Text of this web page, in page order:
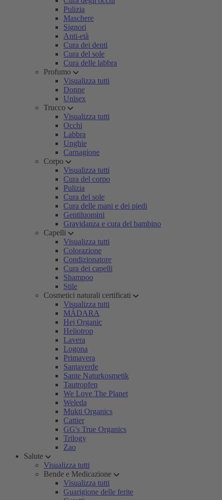
Pulizia
Maschere
Signori
Anti-età
Cura dei denti
Cura del sole
Cura delle labbra
Profumo
Visualizza tutti
Donne
Unisex
Trucco
Visualizza tutti
Occhi
Labbra
Unghie
Carnagione
Corpo
Visualizza tutti
Cura del corpo
Pulizia
Cura del sole
Cura delle mani e dei piedi
Gentiluomini
Gravidanza e cura del bambino
Capelli
Visualizza tutti
Colorazione
Condizionatore
Cura dei capelli
Shampoo
Stile
Cosmetici naturali certificati
Visualizza tutti
MÁDARA
Hej Organic
Heliotrop
Lavera
Logona
Primavera
Santaverde
Sante Naturkosmetik
Tautropfen
We Love The Planet
Weleda
Mukti Organics
Cattier
GG's True Organics
Trilogy
Zao
Salute
Visualizza tutti
Bende e Medicazione
Visualizza tutti
Guarigione delle ferite